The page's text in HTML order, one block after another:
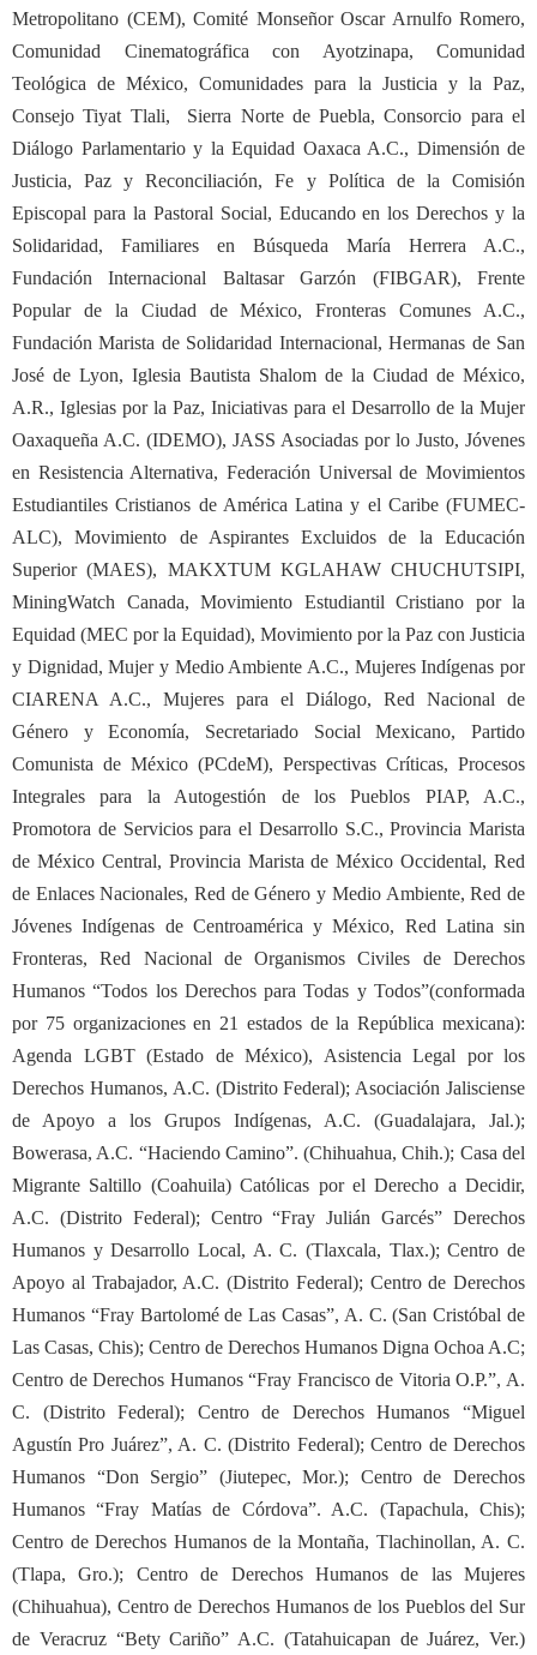
Metropolitano (CEM), Comité Monseñor Oscar Arnulfo Romero,
Comunidad Cinematográfica con Ayotzinapa, Comunidad
Teológica de México,Comunidades para la Justicia y la Paz,
Consejo Tiyat Tlali, Sierra Norte de Puebla, Consorcio para el
Diálogo Parlamentario y la Equidad Oaxaca A.C., Dimensión de
Justicia, Paz y Reconciliación, Fe y Política de la Comisión
Episcopal para la Pastoral Social, Educando en los Derechos y la
Solidaridad, Familiares en Búsqueda María Herrera A.C.,
Fundación Internacional Baltasar Garzón (FIBGAR), Frente
Popular de la Ciudad de México, Fronteras Comunes A.C.,
Fundación Marista de Solidaridad Internacional, Hermanas de San
José de Lyon, Iglesia Bautista Shalom de la Ciudad de México,
A.R., Iglesias por la Paz, Iniciativas para el Desarrollo de la Mujer
Oaxaqueña A.C. (IDEMO), JASS Asociadas por lo Justo, Jóvenes
en Resistencia Alternativa, Federación Universal de Movimientos
Estudiantiles Cristianos de América Latina y el Caribe (FUMEC-
ALC), Movimiento de Aspirantes Excluidos de la Educación
Superior (MAES), MAKXTUM KGLAHAW CHUCHUTSIPI,
MiningWatch Canada, Movimiento Estudiantil Cristiano por la
Equidad (MEC por la Equidad), Movimiento por la Paz con Justicia
y Dignidad, Mujer y Medio Ambiente A.C., Mujeres Indígenas por
CIARENA A.C., Mujeres para el Diálogo, Red Nacional de
Género y Economía, Secretariado Social Mexicano, Partido
Comunista de México (PCdeM), Perspectivas Críticas, Procesos
Integrales para la Autogestión de los Pueblos PIAP, A.C.,
Promotora de Servicios para el Desarrollo S.C., Provincia Marista
de México Central, Provincia Marista de México Occidental, Red
de Enlaces Nacionales, Red de Género y Medio Ambiente, Red de
Jóvenes Indígenas de Centroamérica y México, Red Latina sin
Fronteras, Red Nacional de Organismos Civiles de Derechos
Humanos “Todos los Derechos para Todas y Todos”(conformada
por 75 organizaciones en 21 estados de la República mexicana):
Agenda LGBT (Estado de México), Asistencia Legal por los
Derechos Humanos, A.C. (Distrito Federal); Asociación Jalisciense
de Apoyo a los Grupos Indígenas, A.C. (Guadalajara, Jal.);
Bowerasa, A.C. “Haciendo Camino”. (Chihuahua, Chih.); Casa del
Migrante Saltillo (Coahuila) Católicas por el Derecho a Decidir,
A.C. (Distrito Federal); Centro “Fray Julián Garcés” Derechos
Humanos y Desarrollo Local, A. C. (Tlaxcala, Tlax.); Centro de
Apoyo al Trabajador, A.C. (Distrito Federal); Centro de Derechos
Humanos “Fray Bartolomé de Las Casas”, A. C. (San Cristóbal de
Las Casas, Chis); Centro de Derechos Humanos Digna Ochoa A.C;
Centro de Derechos Humanos “Fray Francisco de Vitoria O.P.”, A.
C. (Distrito Federal); Centro de Derechos Humanos “Miguel
Agustín Pro Juárez”, A. C. (Distrito Federal); Centro de Derechos
Humanos “Don Sergio” (Jiutepec, Mor.); Centro de Derechos
Humanos “Fray Matías de Córdova”. A.C. (Tapachula, Chis);
Centro de Derechos Humanos de la Montaña, Tlachinollan, A. C.
(Tlapa, Gro.); Centro de Derechos Humanos de las Mujeres
(Chihuahua), Centro de Derechos Humanos de los Pueblos del Sur
de Veracruz “Bety Cariño” A.C. (Tatahuicapan de Juárez, Ver.)